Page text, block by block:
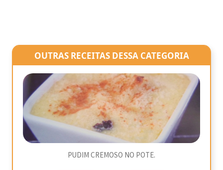
OUTRAS RECEITAS DESSA CATEGORIA
PUDIM CREMOSO NO POTE.